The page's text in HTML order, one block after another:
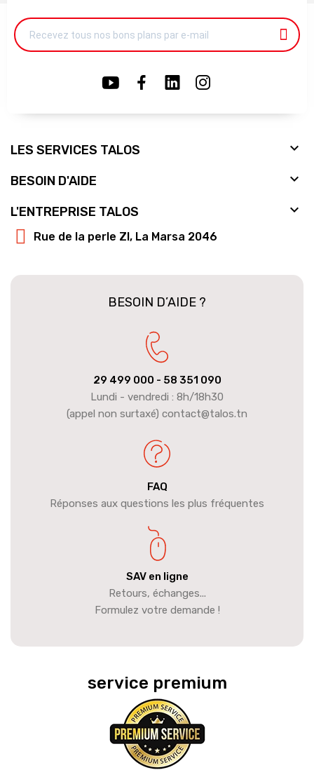
LES SERVICES TALOS 
BESOIN D'AIDE 
L'ENTREPRISE TALOS 
Rue de la perle ZI, La Marsa 2046
BESOIN D’AIDE ?
29 499 000 - 58 351 090
Lundi - vendredi : 8h/18h30
(appel non surtaxé) contact@talos.tn
FAQ
Réponses aux questions les plus fréquentes
SAV en ligne
Retours, échanges...
Formulez votre demande !
service premium